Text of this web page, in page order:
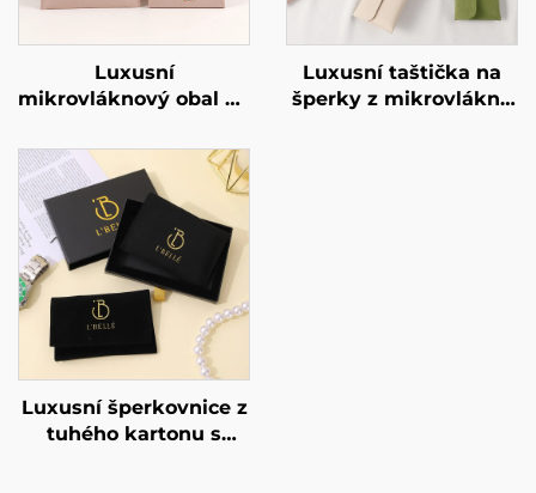
Luxusní
mikrovláknový obal na
podporující kartou –
šperkový pytlík pro
náhrdelníky a
náramky s možností
potisku individuálního
loga teplým razítkem
Luxusní taštička na
šperky z mikrovlákna
Luxusní šperkovnice z
tuhého kartonu s